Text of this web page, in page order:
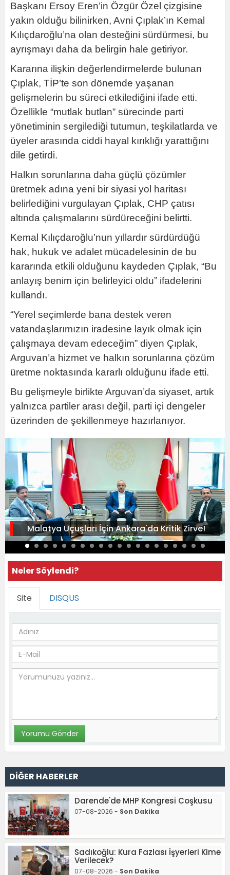
Başkanı Ersoy Eren’in Özgür Özel çizgisine
yakın olduğu bilinirken, Avni Çıplak’ın Kemal
Kılıçdaroğlu’na olan desteğini sürdürmesi, bu
ayrışmayı daha da belirgin hale getiriyor.
Kararına ilişkin değerlendirmelerde bulunan
Çıplak, TİP’te son dönemde yaşanan
gelişmelerin bu süreci etkilediğini ifade etti.
Özellikle “mutlak butlan” sürecinde parti
yönetiminin sergilediği tutumun, teşkilatlarda ve
üyeler arasında ciddi hayal kırıklığı yarattığını
dile getirdi.
Halkın sorunlarına daha güçlü çözümler
üretmek adına yeni bir siyasi yol haritası
belirlediğini vurgulayan Çıplak, CHP çatısı
altında çalışmalarını sürdüreceğini belirtti.
Kemal Kılıçdaroğlu’nun yıllardır sürdürdüğü
hak, hukuk ve adalet mücadelesinin de bu
kararında etkili olduğunu kaydeden Çıplak, “Bu
anlayış benim için belirleyici oldu” ifadelerini
kullandı.
“Yerel seçimlerde bana destek veren
vatandaşlarımızın iradesine layık olmak için
çalışmaya devam edeceğim” diyen Çıplak,
Arguvan’a hizmet ve halkın sorunlarına çözüm
üretme noktasında kararlı olduğunu ifade etti.
Bu gelişmeyle birlikte Arguvan’da siyaset, artık
yalnızca partiler arası değil, parti içi dengeler
üzerinden de şekillenmeye hazırlanıyor.
Malatya Uçuşları İçin Ankara'da Kritik Zirve!
Neler Söylendi?
Site DISQUS
DİĞER HABERLER
Darende'de MHP Kongresi Coşkusu
07-08-2026 - Son Dakika
Sadıkoğlu: Kura Fazlası İşyerleri Kime
Verilecek?
07-08-2026 - Son Dakika